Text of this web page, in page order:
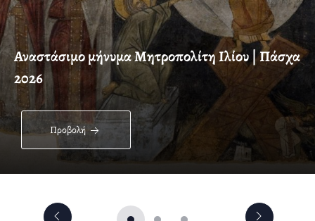
Αναστάσιμο μήνυμα Μητροπολίτη Ιλίου | Πάσχα
2026
Προβολή